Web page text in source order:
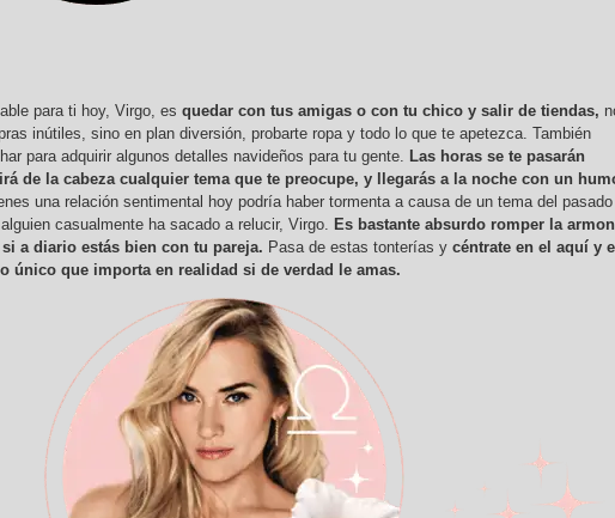
para ti hoy, Virgo, es quedar con tus amigas o con tu chico y salir de tiendas,
inútiles, sino en plan diversión, probarte ropa y todo lo que te apetezca. También
para adquirir algunos detalles navideños para tu gente. Las horas se te pasarán
de la cabeza cualquier tema que te preocupe, y llegarás a la noche con un
una relación sentimental hoy podría haber tormenta a causa de un tema del pasado
casualmente ha sacado a relucir, Virgo. Es bastante absurdo romper la
a diario estás bien con tu pareja. Pasa de estas tonterías y céntrate en el aquí y
único que importa en realidad si de verdad le amas.